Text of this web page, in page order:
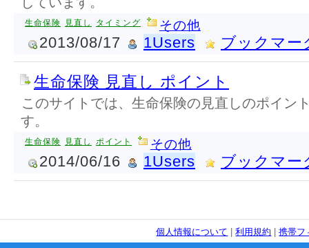
生命保険 見直し タイミング その他
2013/08/17 1Users ブックマー
生命保険 見直し ポイント
このサイトでは、生命保険の見直しのポイン
す。
生命保険 見直し ポイント その他
2014/06/16 1Users ブックマー
個人情報について |利用規約 |携帯フ